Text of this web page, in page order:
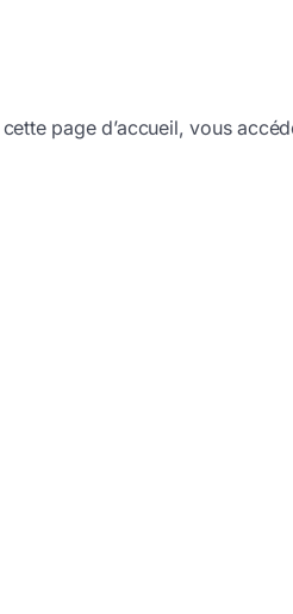
page d’accueil, vous